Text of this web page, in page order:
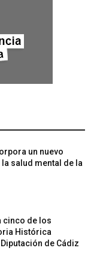
un nuevo
salud mental de la
cinco de los
Histórica
de Cádiz